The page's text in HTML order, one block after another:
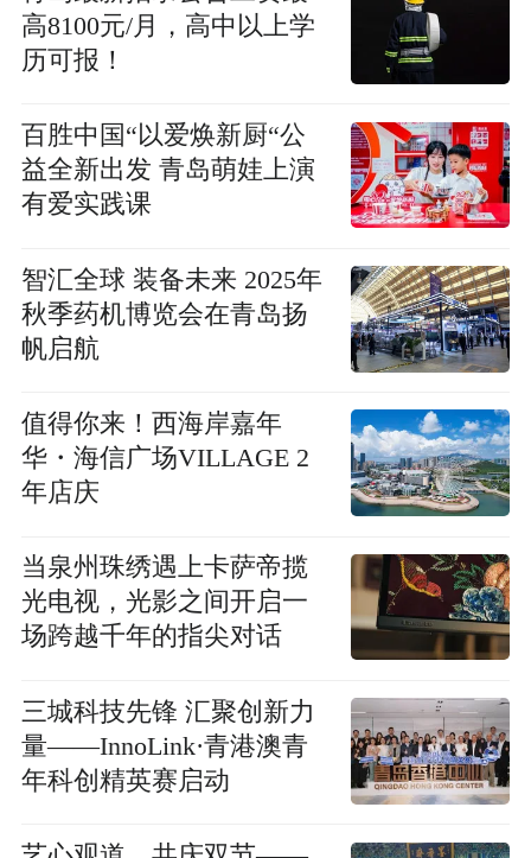
高8100元/月，高中以上学
历可报！
百胜中国“以爱焕新厨“公
益全新出发 青岛萌娃上演
有爱实践课
智汇全球 装备未来 2025年
秋季药机博览会在青岛扬
帆启航
值得你来！西海岸嘉年
华・海信广场VILLAGE 2
年店庆
当泉州珠绣遇上卡萨帝揽
光电视，光影之间开启一
场跨越千年的指尖对话
三城科技先锋 汇聚创新力
量——InnoLink·青港澳青
年科创精英赛启动